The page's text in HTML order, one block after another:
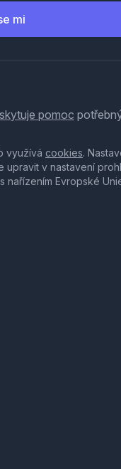
mi
pomoc
využívá cookies.
upravit v nastavení
nařízením Evropské